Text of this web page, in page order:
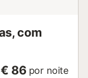
com
€ 86 por noite